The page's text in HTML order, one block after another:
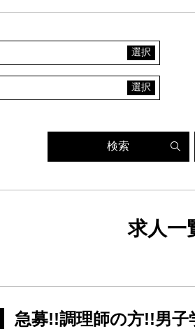
検索
求人一
急募!!調理師の方!!男子